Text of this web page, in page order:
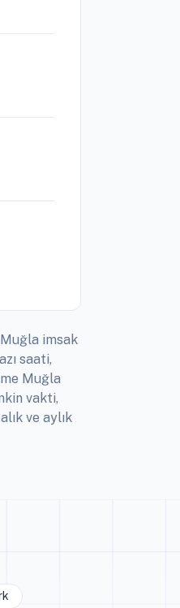
imsak
saati,
Muğla
vakti,
ve aylık